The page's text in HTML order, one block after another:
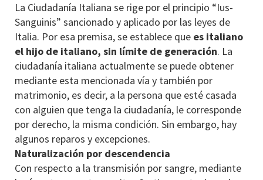
La Ciudadanía Italiana se rige por el principio “Ius-
Sanguinis” sancionado y aplicado por las leyes de
Italia. Por esa premisa, se establece que es italiano
el hijo de italiano, sin límite de generación. La
ciudadanía italiana actualmente se puede obtener
mediante esta mencionada vía y también por
matrimonio, es decir, a la persona que esté casada
con alguien que tenga la ciudadanía, le corresponde
por derecho, la misma condición. Sin embargo, hay
algunos reparos y excepciones.
Naturalización por descendencia
Con respecto a la transmisión por sangre, mediante